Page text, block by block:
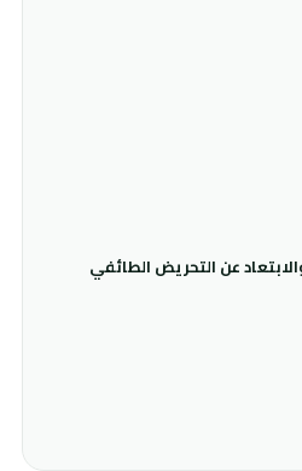
عن التحريض الطائفي